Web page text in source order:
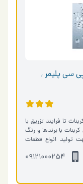
پی سی پلیمر ,
تا فرایند تزریق با
گرانول پلی کربنات با برندها و رنگ
انواع قطعات
09121000254